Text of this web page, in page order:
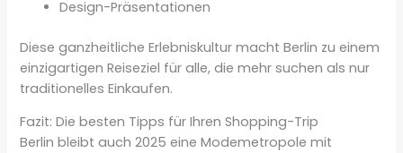
Design-Präsentationen
Diese ganzheitliche Erlebniskultur macht Berlin zu einem
einzigartigen Reiseziel für alle, die mehr suchen als nur
traditionelles Einkaufen.
Fazit: Die besten Tipps für Ihren Shopping-Trip
Berlin bleibt auch 2025 eine Modemetropole mit